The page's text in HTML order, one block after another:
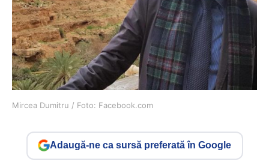
Mircea Dumitru / Foto: Facebook.com
Adaugă-ne ca sursă preferată în Google